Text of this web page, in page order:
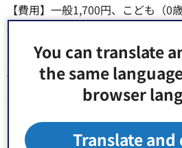
You can translate
the same
browser
Translate
【費用】一般1,700円、こども（0
釈）当日各300円増（注釈）シート
ーナー、ベビーカー置き場あり
2.クニ三上トリオ 午後ジャズ
大島育ち、ニューヨーク在住。世
ライブです。